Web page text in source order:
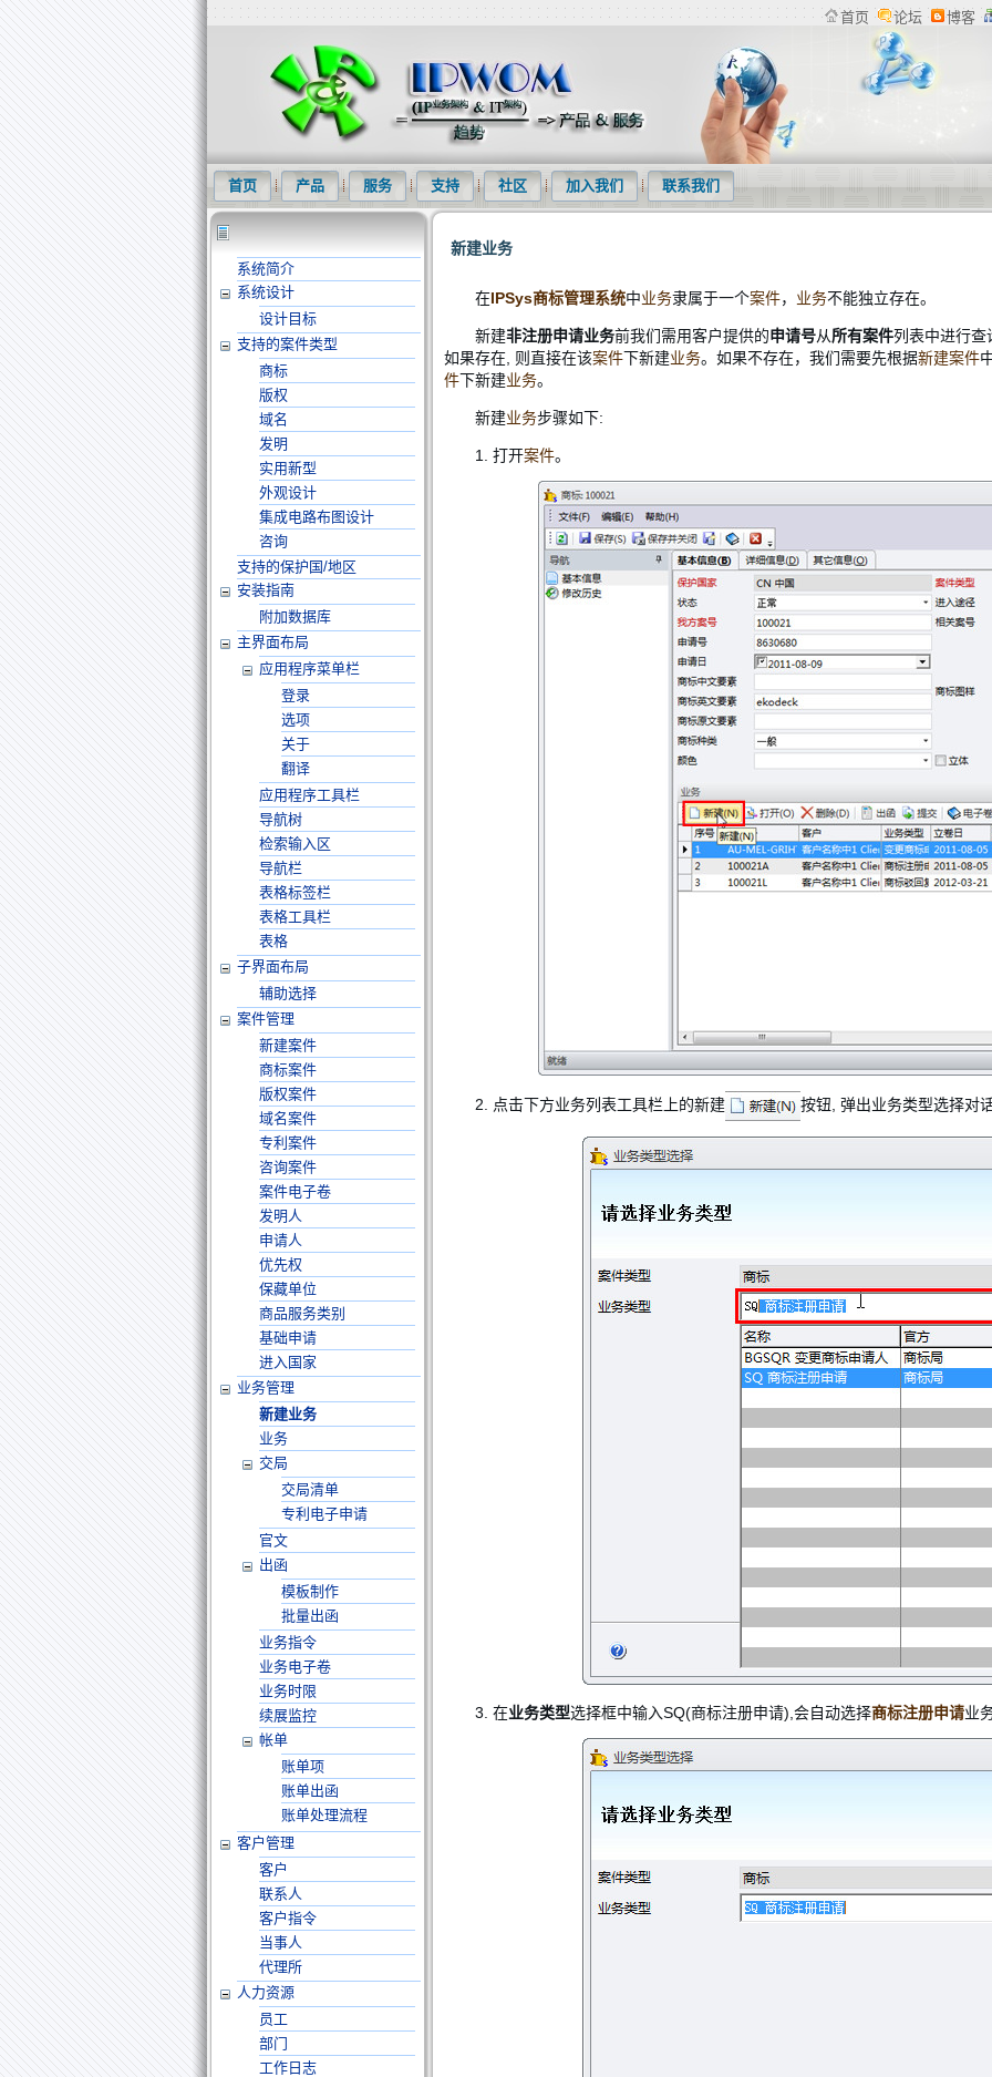
知识产权信息化网(IPWOM)提供专利检索系统、专利下载软件、商标管理系统等产品及专利统计分析等服务
首页 产品 服务 支持 社区 加入我们 联系我们
系统简介
系统设计
设计目标
支持的案件类型
商标
版权
域名
发明
实用新型
外观设计
集成电路布图设计
咨询
支持的保护国/地区
安装指南
附加数据库
主界面布局
应用程序菜单栏
登录
选项
关于
翻译
应用程序工具栏
导航树
检索输入区
导航栏
表格标签栏
表格工具栏
表格
子界面布局
辅助选择
案件管理
新建案件
商标案件
版权案件
域名案件
专利案件
咨询案件
案件电子卷
发明人
申请人
优先权
保藏单位
商品服务类别
基础申请
进入国家
业务管理
新建业务
业务
交局
交局清单
专利电子申请
官文
出函
模板制作
批量出函
业务指令
业务电子卷
业务时限
续展监控
帐单
账单项
账单出函
账单处理流程
客户管理
客户
联系人
客户指令
当事人
代理所
人力资源
员工
部门
工作日志
新建业务
在IPSys商标管理系统中业务隶属于一个案件， 业务不能独立存在。
新建非注册申请业务前我们需用客户提供的申请号从所有案件列表中进行查
如果存在, 则直接在该案件下新建业务。如果不存在，我们需要先根据新建案件
件下新建业务。
新建业务步骤如下:
1. 打开案件。
2. 点击下方业务列表工具栏上的新建 按钮, 弹出业务类型选择对
3. 在业务类型选择框中输入SQ(商标注册申请),会自动选择商标注册申请业
首页 论坛 博客